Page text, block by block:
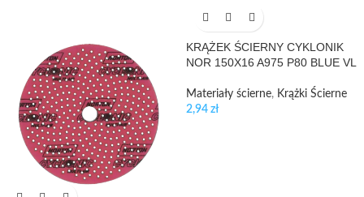
KRĄŻEK ŚCIERNY CYKLONIK
NOR 150X16 A975 P80 BLUE VL
Materiały ścierne, Krążki Ścierne
2,94 zł